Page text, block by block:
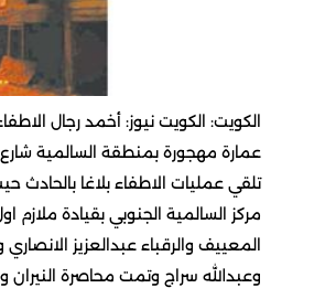
الكويت نيوز: أخمد رجال الاطفاء حريقا في
مهجورة بمنطقة السالمية شارع بغداد بعد
الاطفاء بلاغا بالحادث حيث توجه رجال
الجنوبي بقيادة ملازم اول احمد
والرقباء عبدالعزيز الانصاري ومحمد باسم
سراج وتمت محاصرة النيران واخمادها وفتح